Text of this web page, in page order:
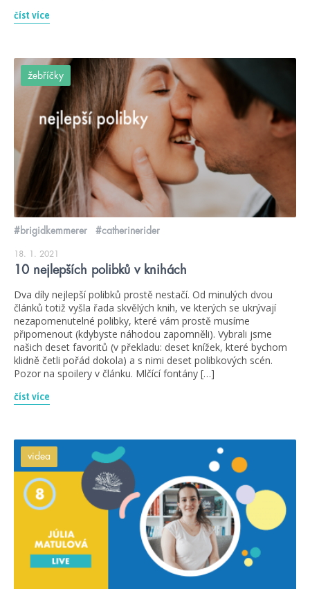
číst více
žebříčky
#brigidkemmerer #catherinerider
18. 1. 2021
10 nejlepších polibků v knihách
Dva díly nejlepší polibků prostě nestačí. Od minulých dvou
článků totiž vyšla řada skvělých knih, ve kterých se ukrývají
nezapomenutelné polibky, které vám prostě musíme
připomenout (kdybyste náhodou zapomněli). Vybrali jsme
našich deset favoritů (v překladu: deset knížek, které bychom
klidně četli pořád dokola) a s nimi deset polibkových scén.
Pozor na spoilery v článku. Mlčící fontány […]
číst více
videa